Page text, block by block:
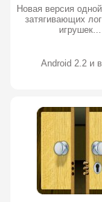
Новая версия
затягивающих
игрушек...
Android 2.2 и